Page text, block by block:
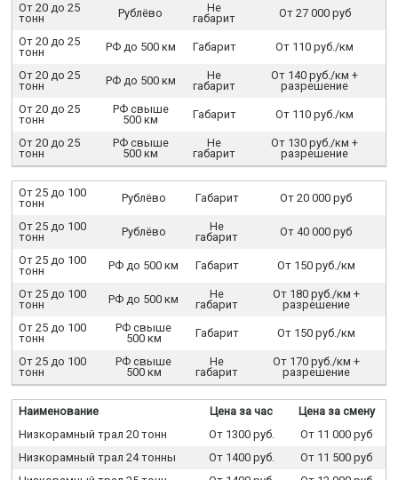
От 20 до 25
тонн
Рублёво
Не
габарит
От 27 000 руб
От 20 до 25
тонн
РФ до 500 км Габарит От 110 руб./км
От 20 до 25
тонн
РФ до 500 км
Не
габарит
От 140 руб./км +
разрешение
От 20 до 25
тонн
РФ свыше
500 км
Габарит От 110 руб./км
От 20 до 25
тонн
РФ свыше
500 км
Не
габарит
От 130 руб./км +
разрешение
От 25 до 100
тонн
Рублёво Габарит От 20 000 руб
От 25 до 100
тонн
Рублёво
Не
габарит
От 40 000 руб
От 25 до 100
тонн
РФ до 500 км Габарит От 150 руб./км
От 25 до 100
тонн
РФ до 500 км
Не
габарит
От 180 руб./км +
разрешение
От 25 до 100
тонн
РФ свыше
500 км
Габарит От 150 руб./км
От 25 до 100
тонн
РФ свыше
500 км
Не
габарит
От 170 руб./км +
разрешение
Наименование Цена за час
Цена за смену
Низкорамный трал 20 тонн
От 1300 руб.
От 11 000 руб
Низкорамный трал 24 тонны
От 1400 руб.
От 11 500 руб